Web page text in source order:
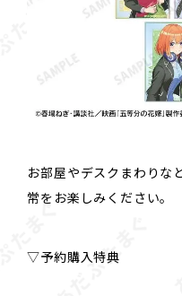
お部屋やデスクまわりな
常をお楽しみください。
▽予約購入特典